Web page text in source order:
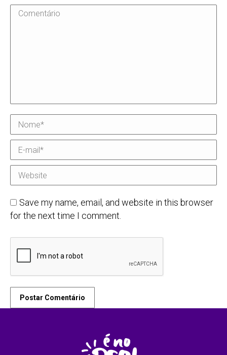
Comentário
Nome *
E-mail *
Website
Save my name, email, and website in this browser
for the next time I comment.
Postar Comentário